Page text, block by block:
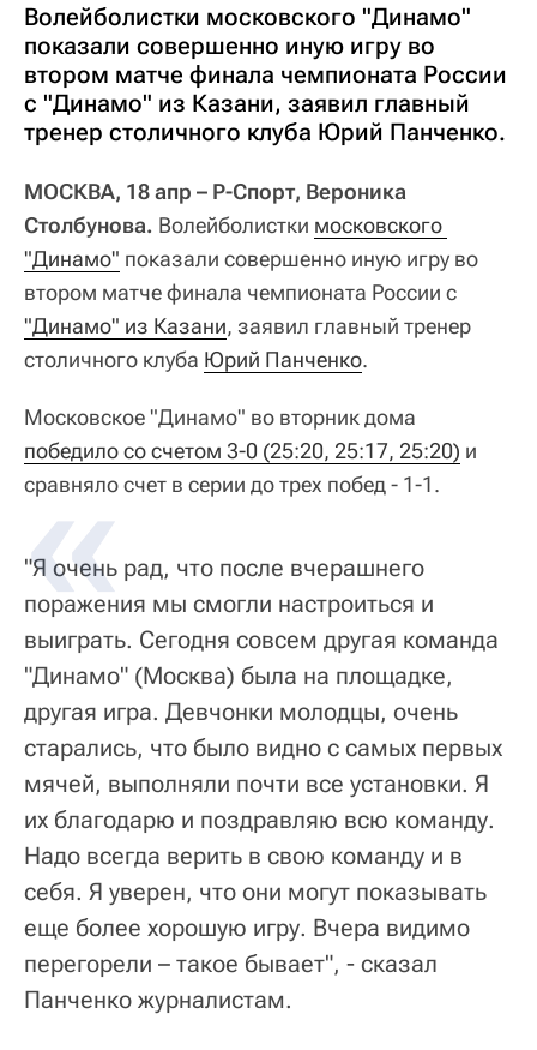
Волейболистки московского "Динамо"
показали совершенно иную игру во
втором матче финала чемпионата России
c "Динамо" из Казани, заявил главный
тренер столичного клуба Юрий Панченко.
МОСКВА, 18 апр – Р-Спорт, Вероника
Столбунова. Волейболистки московского
"Динамо" показали совершенно иную игру во
втором матче финала чемпионата России c
"Динамо" из Казани, заявил главный тренер
столичного клуба Юрий Панченко.
Московское "Динамо" во вторник дома
победило со счетом 3-0 (25:20, 25:17, 25:20) и
сравняло счет в серии до трех побед - 1-1.
"Я очень рад, что после вчерашнего
поражения мы смогли настроиться и
выиграть. Сегодня совсем другая команда
"Динамо" (Москва) была на площадке,
другая игра. Девчонки молодцы, очень
старались, что было видно с самых первых
мячей, выполняли почти все установки. Я
их благодарю и поздравляю всю команду.
Надо всегда верить в свою команду и в
себя. Я уверен, что они могут показывать
еще более хорошую игру. Вчера видимо
перегорели – такое бывает", - сказал
Панченко журналистам.